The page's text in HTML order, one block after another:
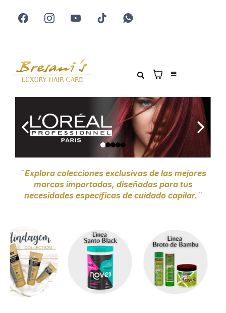
¨Explora colecciones exclusivas de las mejores
marcas importadas, diseñadas para tus
necesidades específicas de cuidado capilar.¨